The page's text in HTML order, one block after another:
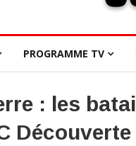
PROGRAMME TV
: les